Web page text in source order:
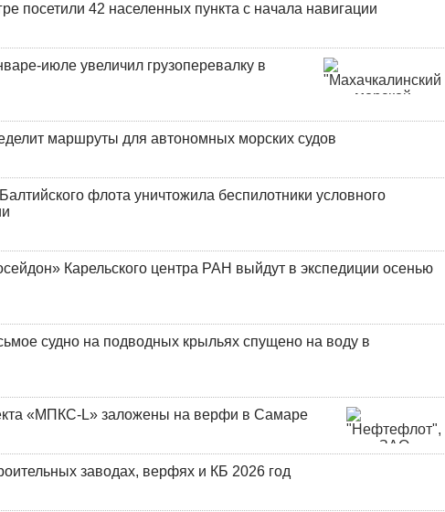
посетили 42 населенных пункта с начала навигации
июле увеличил грузоперевалку в
маршруты для автономных морских судов
флота уничтожила беспилотники условного
Карельского центра РАН выйдут в экспедиции осенью
судно на подводных крыльях спущено на воду в
«МПКС-L» заложены на верфи в Самаре
заводах, верфях и КБ 2026 год